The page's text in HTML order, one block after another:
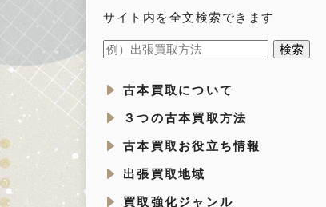
サイト内を全文検索できます
古本買取について
３つの古本買取方法
古本買取お役立ち情報
出張買取地域
買取強化ジャンル